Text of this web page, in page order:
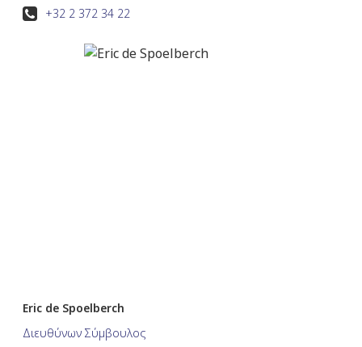
+32 2 372 34 22
Eric de Spoelberch
Διευθύνων Σύμβουλος